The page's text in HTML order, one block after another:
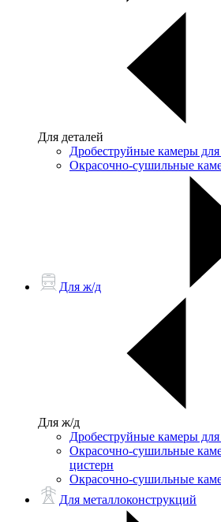
Для деталей
Дробеструйные камеры для
Окрасочно-сушильные
Для ж/д
Для ж/д
Дробеструйные камеры для
Окрасочно-сушильные
цистерн
Окрасочно-сушильные
Для металлоконструкций